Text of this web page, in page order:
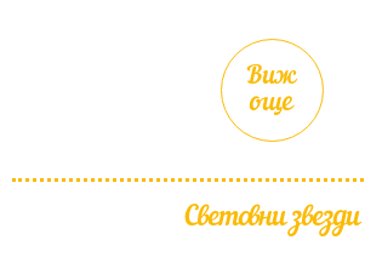
Виж
още
Световни звезди